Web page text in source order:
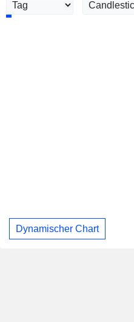
Dynamischer Chart